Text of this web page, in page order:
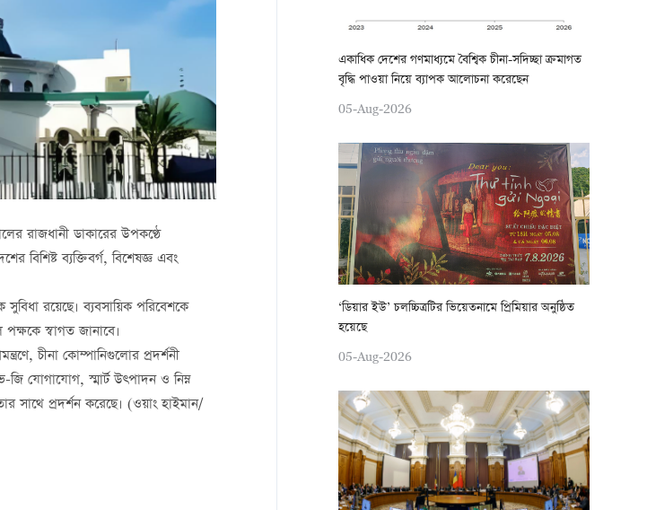
রাজধানী ডাকারের উপকণ্ঠে
বিশিষ্ট ব্যক্তিবর্গ, বিশেষজ্ঞ এবং
রয়েছে। ব্যবসায়িক পরিবেশকে
স্বাগত জানাবে।
চীনা কোম্পানিগুলোর প্রদর্শনী
যোগাযোগ, স্মার্ট উত্পাদন ও নিম্ন
সাথে প্রদর্শন করেছে। (ওয়াং হাইমান/
একাধিক দেশের গণমাধ্যমে বৈশ্বিক চীনা-সদিচ্ছা ক্রমাগত
বৃদ্ধি পাওয়া নিয়ে ব্যাপক আলোচনা করেছেন
05-Aug-2026
‘ডিয়ার ইউ’ চলচ্চিত্রটির ভিয়েতনামে প্রিমিয়ার অনুষ্ঠিত
হয়েছে
05-Aug-2026